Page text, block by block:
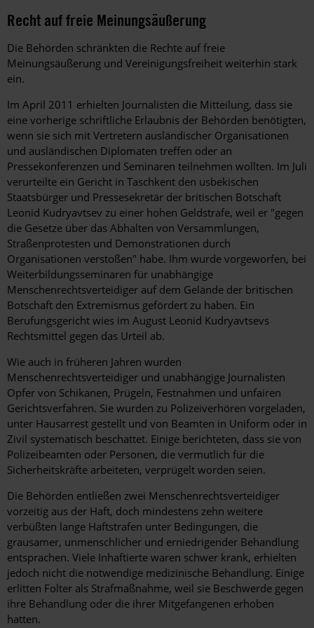
Recht auf freie Meinungsäußerung
Die Behörden schränkten die Rechte auf freie
Meinungsäußerung und Vereinigungsfreiheit weiterhin stark
ein.
Im April 2011 erhielten Journalisten die Mitteilung, dass sie
eine vorherige schriftliche Erlaubnis der Behörden benötigten,
wenn sie sich mit Vertretern ausländischer Organisationen
und ausländischen Diplomaten treffen oder an
Pressekonferenzen und Seminaren teilnehmen wollten. Im Juli
verurteilte ein Gericht in Taschkent den usbekischen
Staatsbürger und Pressesekretär der britischen Botschaft
Leonid Kudryavtsev zu einer hohen Geldstrafe, weil er "gegen
die Gesetze über das Abhalten von Versammlungen,
Straßenprotesten und Demonstrationen durch
Organisationen verstoßen" habe. Ihm wurde vorgeworfen, bei
Weiterbildungsseminaren für unabhängige
Menschenrechtsverteidiger auf dem Gelände der britischen
Botschaft den Extremismus gefördert zu haben. Ein
Berufungsgericht wies im August Leonid Kudryavtsevs
Rechtsmittel gegen das Urteil ab.
Wie auch in früheren Jahren wurden
Menschenrechtsverteidiger und unabhängige Journalisten
Opfer von Schikanen, Prügeln, Festnahmen und unfairen
Gerichtsverfahren. Sie wurden zu Polizeiverhören vorgeladen,
unter Hausarrest gestellt und von Beamten in Uniform oder in
Zivil systematisch beschattet. Einige berichteten, dass sie von
Polizeibeamten oder Personen, die vermutlich für die
Sicherheitskräfte arbeiteten, verprügelt worden seien.
Die Behörden entließen zwei Menschenrechtsverteidiger
vorzeitig aus der Haft, doch mindestens zehn weitere
verbüßten lange Haftstrafen unter Bedingungen, die
grausamer, unmenschlicher und erniedrigender Behandlung
entsprachen. Viele Inhaftierte waren schwer krank, erhielten
jedoch nicht die notwendige medizinische Behandlung. Einige
erlitten Folter als Strafmaßnahme, weil sie Beschwerde gegen
ihre Behandlung oder die ihrer Mitgefangenen erhoben
hatten.